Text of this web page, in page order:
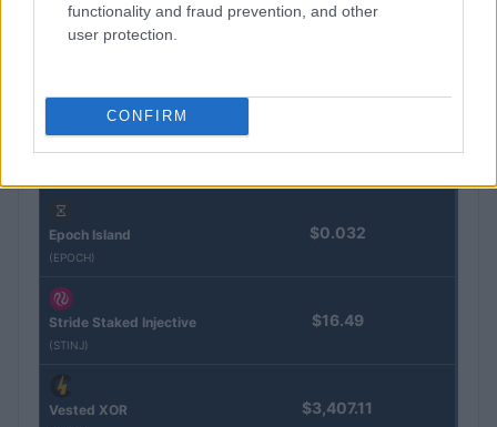
functionality and fraud prevention, and other
user protection.
CONFIRM
Kinza Babylon Staked
BTC
$100,000,000,000,000.00
Epoch Island
(EPOCH)
$0.032
Stride Staked Injective
(STINJ)
$16.49
Vested XOR $3,407.11